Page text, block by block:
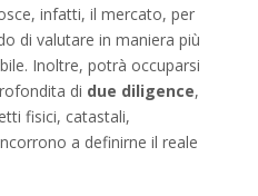
infatti, il mercato, per
di valutare in maniera più
Inoltre, potrà occuparsi
di due diligence,
fisici, catastali,
a definirne il reale